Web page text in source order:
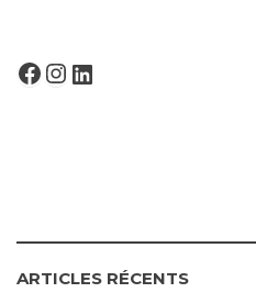
FACEBOOK
INSTAGRAM
LINKEDIN
ARTICLES RÉCENTS